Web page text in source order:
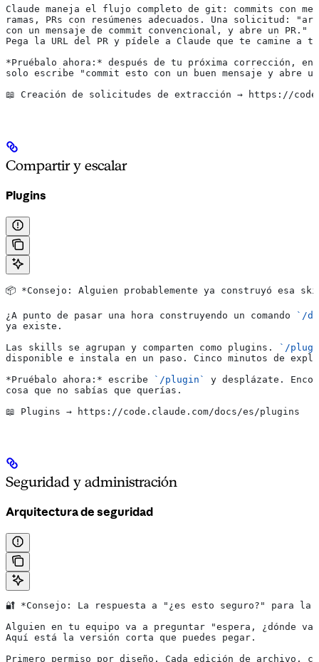
Claude maneja el flujo completo de git: commits con
ramas, PRs con resúmenes adecuados. Una solicitud:
con un mensaje de commit convencional, y abre un PR."
Pega la URL del PR y pídele a Claude que te camine
*Pruébalo ahora:* después de tu próxima corrección,
solo escribe "commit esto con un buen mensaje y abre
📖 Creación de solicitudes de extracción → https://
Compartir y escalar
Plugins
📦 *Consejo: Alguien probablemente ya construyó esa
¿A punto de pasar una hora construyendo un comando
`/
ya existe.
Las skills se agrupan y comparten como plugins.
`/
disponible e instala en un paso. Cinco minutos de
*Pruébalo ahora:* escribe `/plugin`
y desplázate.
cosa que no sabías que querías.
📖 Plugins → https://code.claude.com/docs/es/plugins
Seguridad y administración
Arquitectura de seguridad
🔐 *Consejo: La respuesta a "¿es esto seguro?" para la
Alguien en tu equipo va a preguntar "espera, ¿dónde va
Aquí está la versión corta que puedes pegar.
Primero permiso por diseño. Cada edición de archivo,